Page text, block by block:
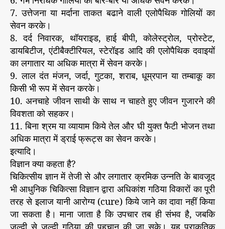
7. उत्तेजना या मर्दाना ताकत बढाने वाली एलोपैथिक गोलियों का
सेवन करके।
8. दर्द निवारक, थॉयराइड, हाई बीपी, कोलेस्ट्रोल, प्रोस्टेट,
डायबिटीज, एंटीबैक्टीरियल, स्टेरॉइड आदि की एलोपैथिक दवाइयों
का लगातार या अधिक मात्रा में सेवन करके।
9. लाल दंत मंजन, जर्दा, गुटका, शराब, धूम्रपान या तम्बाकू का
किसी भी रूप में सेवन करके।
10. अनचाहे जीवन साथी के साथ न चाहते हुए जीवन गुजारने की
विवशता को सहकर।
11. बिना श्रम या व्यायाम किये तेल और घी युक्त फैटी भोजन तथा
अधिक मात्रा में ड्राई फ्रूट्स का सेवन करके।
इत्यादि।
विज्ञान क्या कहता है?
चिकित्सीय ज्ञान में तेजी से और लगातार क्रमिक उन्नति के बावजूद
भी आधुनिक चिकित्सा विज्ञान द्वारा अधिकांश गठिया विकारों का पूरी
तरह से इलाज यानी आरोग्य (cure) किये जाने का दावा नहीं किया
जा सकता है। माना जाता है कि उपचार तब ही संभव है, जबकि
जल्दी से जल्दी गठिया की पहचान की जा सके। यह प्राकृतिक